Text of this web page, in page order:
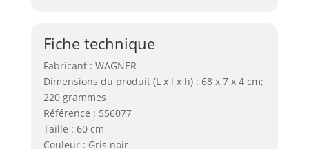
Fiche technique
Fabricant : WAGNER
Dimensions du produit (L x l x h) : 68 x 7 x 4 cm;
220 grammes
Référence : 556077
Taille : 60 cm
Couleur : Gris noir